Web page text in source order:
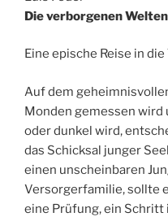
Die verborgenen
Eine epische Reise in
Auf dem
Monden gemessen wird
oder dunkel wird,
das Schicksal junger
einen unscheinbaren
Versorgerfamilie, sollte
eine Prüfung, ein Schritt